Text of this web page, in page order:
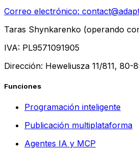
Correo electrónico:
Taras Shynkarenko (operando
IVA: PL9571091905
Dirección: Heweliusza 11/811, 80-
Funciones
Programación inteligente
Publicación multiplataforma
Agentes IA y MCP